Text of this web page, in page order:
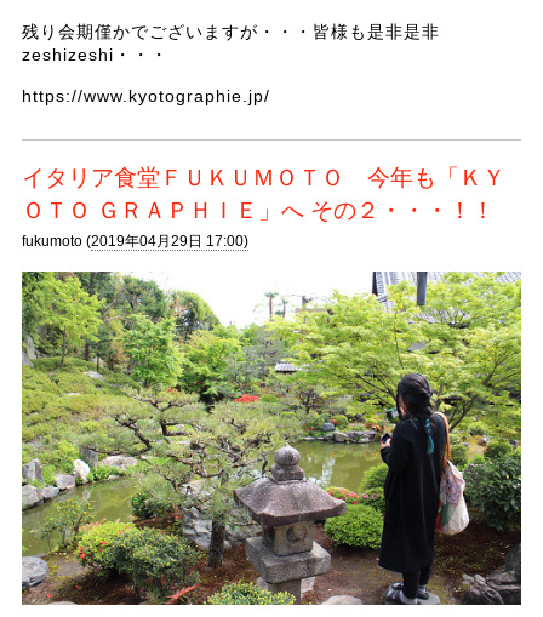
残り会期僅かでございますが・・・皆様も是非是非
zeshizeshi・・・
https://www.kyotographie.jp/
イタリア食堂ＦＵＫＵＭＯＴＯ 今年も「ＫＹ
ＯＴＯ ＧＲＡＰＨＩＥ」へ その２・・・！！
fukumoto (2019年04月29日 17:00)